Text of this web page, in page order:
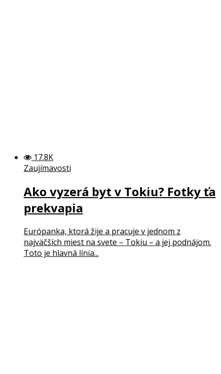
17.8K
Zaujímavosti
Ako vyzerá byt v Tokiu? Fotky ťa
prekvapia
Európanka, ktorá žije a pracuje v jednom z
najväčších miest na svete – Tokiu – a jej podnájom.
Toto je hlavná línia...